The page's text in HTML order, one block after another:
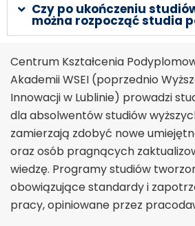
Czy po ukończeniu
można rozpocząć studia
Centrum Kształcenia
Akademii WSEI (poprzednio
Innowacji w Lublinie) prowadzi
dla absolwentów studiów
zamierzają zdobyć nowe
oraz osób pragnących
wiedzę. Programy studiów
obowiązujące standardy i
pracy, opiniowane przez